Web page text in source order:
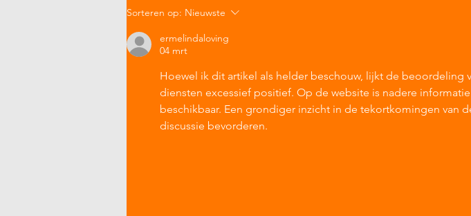
Sorteren op: Nieuwste
ermelindaloving
04 mrt
Hoewel ik dit artikel als helder beschouw, lijkt de beoordeling
diensten excessief positief. Op de website is nadere
beschikbaar. Een grondiger inzicht in de tekortkomingen van
discussie bevorderen.